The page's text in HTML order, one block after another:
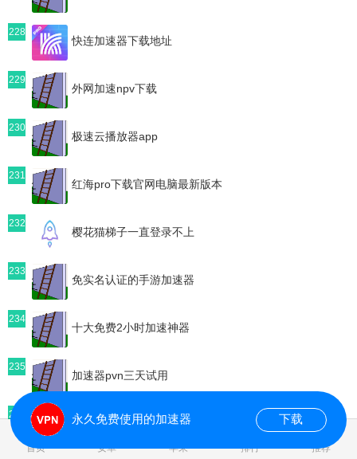
228
快连加速器下载地址
229
外网加速npv下载
230
极速云播放器app
231
红海pro下载官网电脑最新版本
232
樱花猫梯子一直登录不上
233
免实名认证的手游加速器
234
十大免费2小时加速神器
235
加速器pvn三天试用
236
元链app加速下载安装官网元链
首页 安卓 苹果 排行 推荐
永久免费使用的加速器 下载